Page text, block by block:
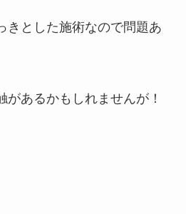
きとした施術なので問題あ
があるかもしれませんが！